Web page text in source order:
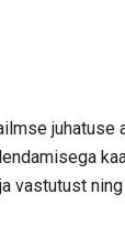
juhatuse
ja vastutust